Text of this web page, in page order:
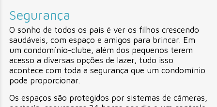
Segurança
O sonho de todos os pais é ver os filhos crescendo
saudáveis, com espaço e amigos para brincar. Em
um condomínio-clube, além dos pequenos terem
acesso a diversas opções de lazer, tudo isso
acontece com toda a segurança que um condomínio
pode proporcionar.
Os espaços são protegidos por sistemas de câmeras,